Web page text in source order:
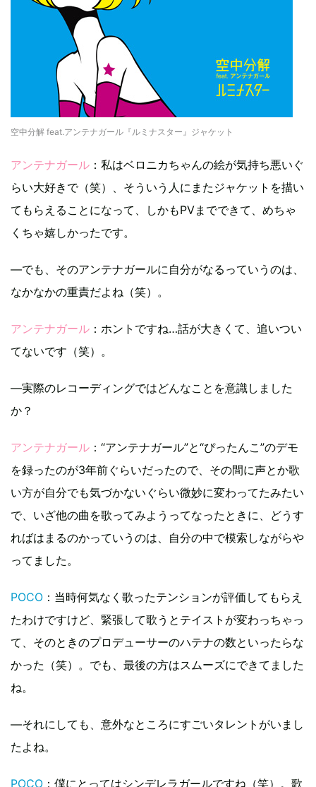
空中分解 feat.アンテナガール『ルミナスター』ジャケット
アンテナガール ：私はベロニカちゃんの絵が気持ち悪いぐ
らい大好きで（笑）、そういう人にまたジャケットを描い
てもらえることになって、しかもPVまでできて、めちゃ
くちゃ嬉しかったです。
―でも、そのアンテナガールに自分がなるっていうのは、
なかなかの重責だよね（笑）。
アンテナガール ：ホントですね…話が大きくて、追いつい
てないです（笑）。
―実際のレコーディングではどんなことを意識しました
か？
アンテナガール ：“アンテナガール”と“ぴったんこ”のデモ
を録ったのが3年前ぐらいだったので、その間に声とか歌
い方が自分でも気づかないぐらい微妙に変わってたみたい
で、いざ他の曲を歌ってみようってなったときに、どうす
ればはまるのかっていうのは、自分の中で模索しながらや
ってました。
POCO ：当時何気なく歌ったテンションが評価してもらえ
たわけですけど、緊張して歌うとテイストが変わっちゃっ
て、そのときのプロデューサーのハテナの数といったらな
かった（笑）。でも、最後の方はスムーズにできてました
ね。
―それにしても、意外なところにすごいタレントがいまし
たよね。
POCO ：僕にとってはシンデレラガールですね（笑）。歌